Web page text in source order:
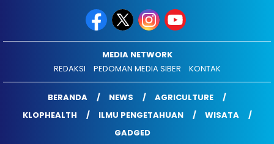
MEDIA NETWORK
REDAKSI
PEDOMAN MEDIA SIBER KONTAK
BERANDA NEWS
AGRICULTURE
KLOPHEALTH
ILMU PENGETAHUAN
WISATA
GADGED